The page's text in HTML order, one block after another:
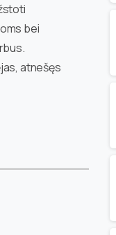
bei
atnešęs